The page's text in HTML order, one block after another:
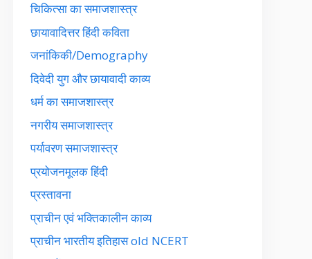
चिकित्सा का समाजशास्त्र
छायावादित्तर हिंदी कविता
जनांकिकी/Demography
दिवेदी युग और छायावादी काव्य
धर्म का समाजशास्त्र
नगरीय समाजशास्त्र
पर्यावरण समाजशास्त्र
प्रयोजनमूलक हिंदी
प्रस्तावना
प्राचीन एवं भक्तिकालीन काव्य
प्राचीन भारतीय इतिहास old NCERT